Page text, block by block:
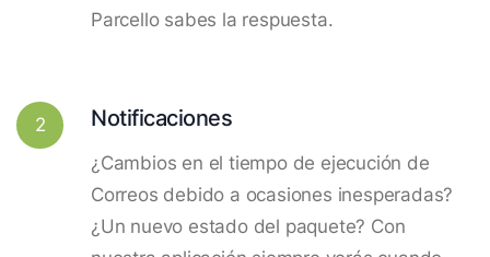
Parcello sabes la respuesta.
2 Notificaciones
¿Cambios en el tiempo de ejecución de
Correos debido a ocasiones inesperadas?
¿Un nuevo estado del paquete? Con